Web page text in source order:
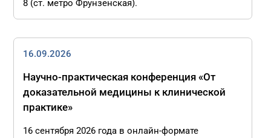
8 (ст. метро Фрунзенская).
16.09.2026
Научно-практическая конференция «От
доказательной медицины к клинической
практике»
16 сентября 2026 года в онлайн-формате